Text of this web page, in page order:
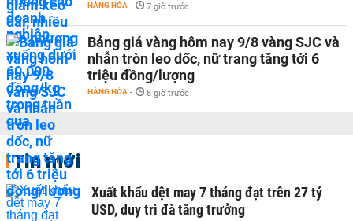
HÀNG HÓA - 7 giờ trước
Bảng giá vàng hôm nay 9/8 vàng SJC và
nhẫn tròn leo dốc, nữ trang tăng tới 6
triệu đồng/lượng
HÀNG HÓA - 8 giờ trước
Tin mới
Xuất khẩu dệt may 7 tháng đạt trên 27 tỷ
USD, duy trì đà tăng trưởng